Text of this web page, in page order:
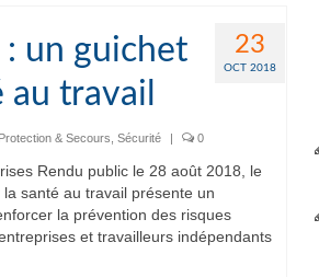
23
OCT 2018
: un guichet
travail
Protection & Secours Sécurité | 0
Rendu public le 28 août 2018, le
santé au travail présente un
la prévention des risques
et travailleurs indépendants